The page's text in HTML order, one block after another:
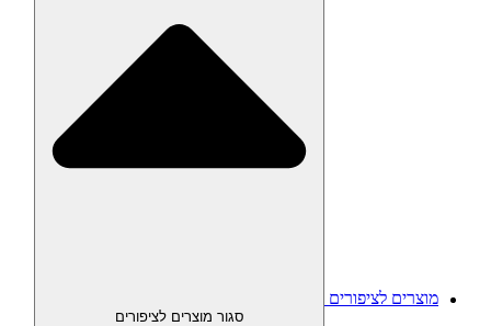
מוצרים לציפורים
סגור מוצרים לציפורים